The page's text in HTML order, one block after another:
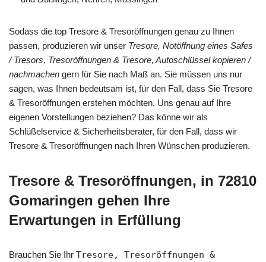
Sodass die top Tresore & Tresoröffnungen genau zu Ihnen
passen, produzieren wir unser Tresore, Notöffnung eines Safes
/ Tresors, Tresoröffnungen & Tresore, Autoschlüssel kopieren /
nachmachen gern für Sie nach Maß an. Sie müssen uns nur
sagen, was Ihnen bedeutsam ist, für den Fall, dass Sie Tresore
& Tresoröffnungen erstehen möchten. Uns genau auf Ihre
eigenen Vorstellungen beziehen? Das könne wir als
Schlüßelservice & Sicherheitsberater, für den Fall, dass wir
Tresore & Tresoröffnungen nach Ihren Wünschen produzieren.
Tresore & Tresoröffnungen, in 72810
Gomaringen gehen Ihre
Erwartungen in Erfüllung
Brauchen Sie Ihr Tresore, Tresoröffnungen &